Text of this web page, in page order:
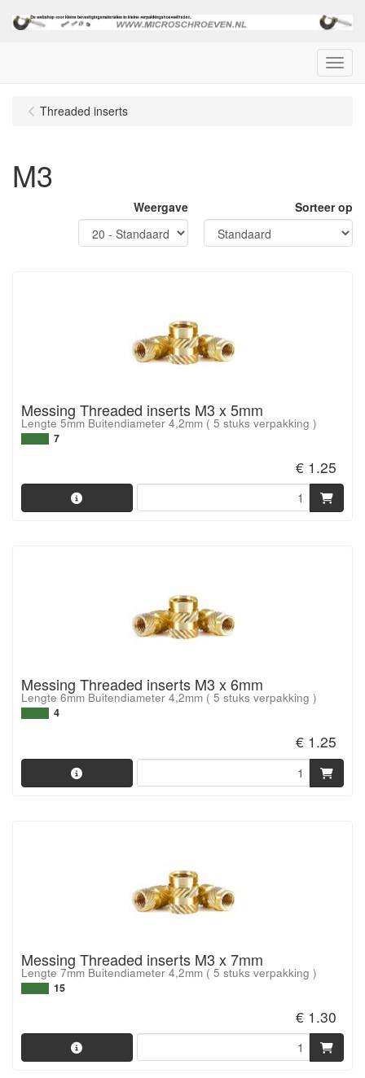
Menu
Threaded inserts
M3
Weergave Sorteer op
Messing Threaded inserts M3 x 5mm
Lengte 5mm Buitendiameter 4,2mm ( 5 stuks verpakking )
7
€ 1.25
Messing Threaded inserts M3 x 6mm
Lengte 6mm Buitendiameter 4,2mm ( 5 stuks verpakking )
4
€ 1.25
Messing Threaded inserts M3 x 7mm
Lengte 7mm Buitendiameter 4,2mm ( 5 stuks verpakking )
15
€ 1.30